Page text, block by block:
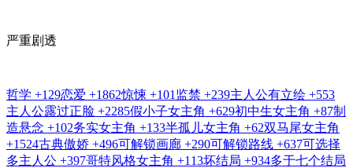
严重剧透
哲学 +129恋爱 +1862惊悚 +101 监禁 +239主人公有立绘 +553
主人公露过正脸 +2285假小子女主角 +629初中生女主角 +87制
造悬念 +102务实女主角 +133半孤儿女主角 +62双马尾女主角
+1524古典傲娇 +496可解锁画廊 +290可解锁路线 +637可选择
多主人公 +397哥特风格女主角 +113坏结局 +934多于七个结局